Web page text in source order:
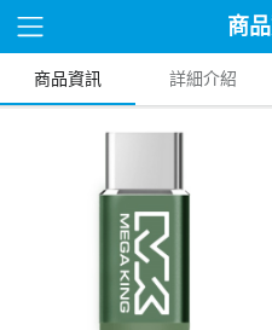
商
商品資訊 詳細介紹